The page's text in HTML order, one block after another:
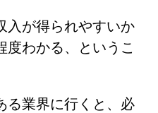
入が得られやすいか
度わかる、というこ
る業界に行くと、必